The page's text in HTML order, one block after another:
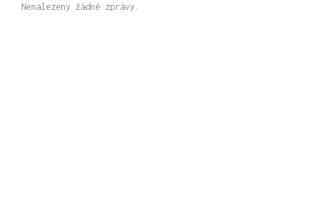
Nenalezeny žádné zprávy.